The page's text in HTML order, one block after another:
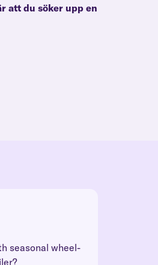
att du söker upp en
seasonal wheel-